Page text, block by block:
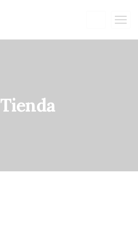
Tienda